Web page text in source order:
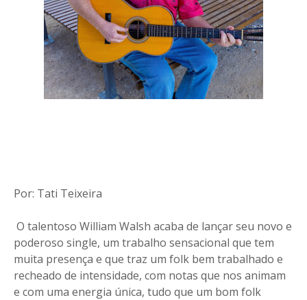
Por: Tati Teixeira
O talentoso William Walsh acaba de lançar seu novo e
poderoso single, um trabalho sensacional que tem
muita presença e que traz um folk bem trabalhado e
recheado de intensidade, com notas que nos animam
e com uma energia única, tudo que um bom folk